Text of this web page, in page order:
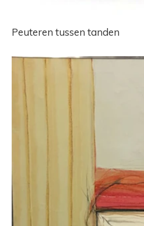
Peuteren tussen tanden